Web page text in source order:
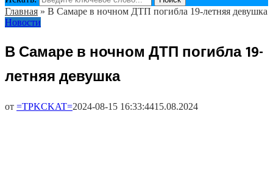
Главная » В Самаре в ночном ДТП погибла 19-летняя девушка
Новости
В Самаре в ночном ДТП погибла 19-
летняя девушка
от =TPKCKAT=2024-08-15 16:33:4415.08.2024